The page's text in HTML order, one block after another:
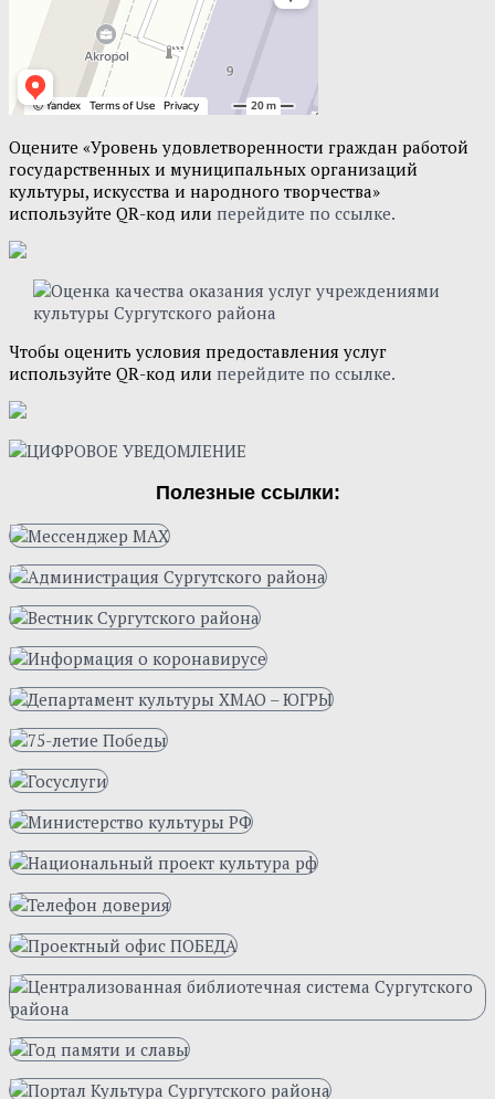
Оцените «Уровень удовлетворенности граждан работой
государственных и муниципальных организаций
культуры, искусства и народного творчества»
используйте QR-код или перейдите по ссылке.
Чтобы оценить условия предоставления услуг
используйте QR-код или перейдите по ссылке.
Полезные ссылки: